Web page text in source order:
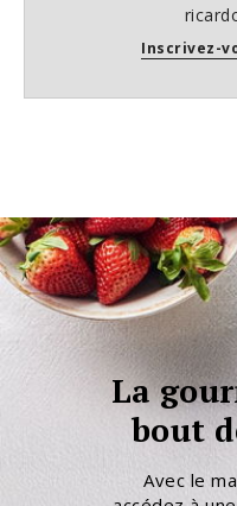
Inscrivez-
La
bout
Avec le